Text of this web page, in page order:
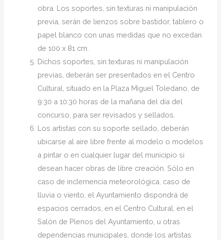
obra. Los soportes, sin texturas ni manipulación
previa, serán de lienzos sobre bastidor, tablero o
papel blanco con unas medidas que no excedan
de 100 x 81 cm.
Dichos soportes, sin texturas ni manipulación
previas, deberán ser presentados en el Centro
Cultural, situado en la Plaza Miguel Toledano, de
9:30 a 10:30 horas de la mañana del día del
concurso, para ser revisados y sellados.
Los artistas con su soporte sellado, deberán
ubicarse al aire libre frente al modelo o modelos
a pintar o en cualquier lugar del municipio si
desean hacer obras de libre creación. Sólo en
caso de inclemencia meteorológica, caso de
lluvia o viento, el Ayuntamiento dispondrá de
espacios cerrados, en el Centro Cultural, en el
Salón de Plenos del Ayuntamiento, u otras
dependencias municipales, donde los artistas